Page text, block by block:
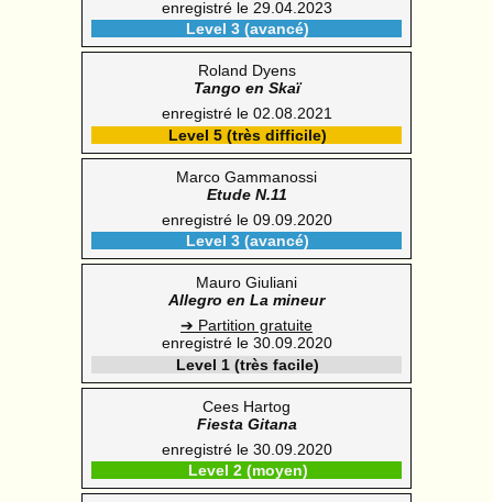
enregistré le 29.04.2023
Level 3 (avancé)
Roland Dyens
Tango en Skaï
enregistré le 02.08.2021
Level 5 (très difficile)
Marco Gammanossi
Etude N.11
enregistré le 09.09.2020
Level 3 (avancé)
Mauro Giuliani
Allegro en La mineur
➔ Partition gratuite
enregistré le 30.09.2020
Level 1 (très facile)
Cees Hartog
Fiesta Gitana
enregistré le 30.09.2020
Level 2 (moyen)